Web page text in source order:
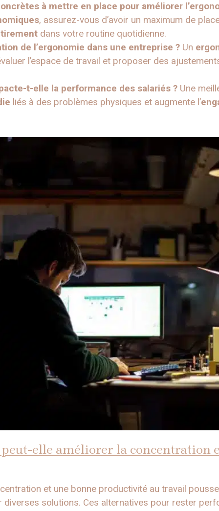
à mettre en place pour améliorer
, assurez-vous d’avoir un maximum de
dans votre routine quotidienne.
de l’ergonomie dans une entreprise ? Un
l’espace de travail et proposer des
t-elle la performance des salariés ? Une
liés à des problèmes physiques et augmente l’
peut-elle améliorer la concentration
et une bonne productivité au travail
solutions. Ces alternatives pour rester